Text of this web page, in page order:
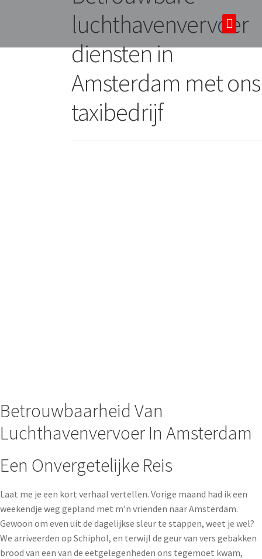
luchthavenvervoer
diensten in
Amsterdam met ons
taxibedrijf
Betrouwbaarheid Van
Luchthavenvervoer In Amsterdam
Een Onvergetelijke Reis
Laat me je een kort verhaal vertellen. Vorige maand had ik een
weekendje weg gepland met m’n vrienden naar Amsterdam.
Gewoon om even uit de dagelijkse sleur te stappen, weet je wel?
We arriveerden op Schiphol, en terwijl de geur van vers gebakken
brood van een van de eetgelegenheden ons tegemoet kwam,